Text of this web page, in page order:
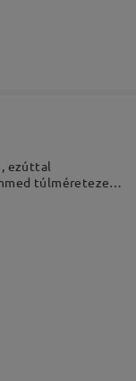
ezúttal
túlméretezett
A
finoman
bármely